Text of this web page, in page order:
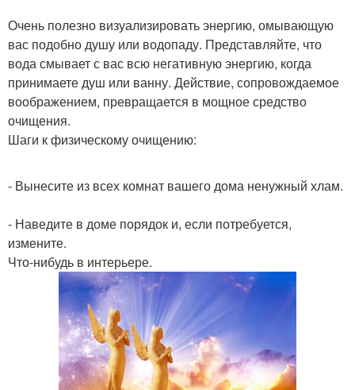
Очень полезно визуализировать энергию, омывающую
вас подобно душу или водопаду. Представляйте, что
вода смывает с вас всю негативную энергию, когда
принимаете душ или ванну. Действие, сопровождаемое
воображением, превращается в мощное средство
очищения.
Шаги к физическому очищению:
- Вынесите из всех комнат вашего дома ненужный хлам.
- Наведите в доме порядок и, если потребуется,
измените.
Что-нибудь в интерьере.